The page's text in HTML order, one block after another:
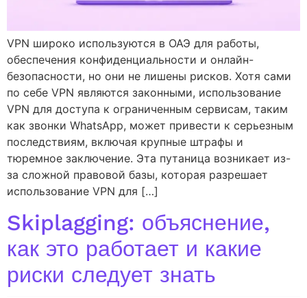
VPN широко используются в ОАЭ для работы,
обеспечения конфиденциальности и онлайн-
безопасности, но они не лишены рисков. Хотя сами
по себе VPN являются законными, использование
VPN для доступа к ограниченным сервисам, таким
как звонки WhatsApp, может привести к серьезным
последствиям, включая крупные штрафы и
тюремное заключение. Эта путаница возникает из-
за сложной правовой базы, которая разрешает
использование VPN для […]
Skiplagging: объяснение,
как это работает и какие
риски следует знать